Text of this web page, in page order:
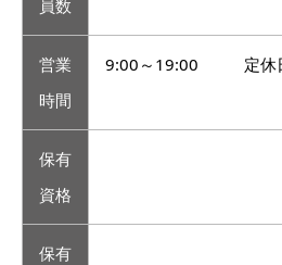
員数
営業
時間
9:00～19:00 定休日
保有
資格
保有